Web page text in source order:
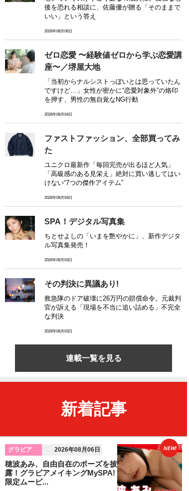
後を恐れる相談に、佐藤優が贈る「そのままで
いい」という答え
2026年08月06日
ゼロ恋愛 〜経験値ゼロから学ぶ恋愛講
座〜／堺屋大地
「当初からナルシストっぽいとは思っていたん
ですけど…」女性が密かに“恋愛対象外”の烙印
を押す、男性の無自覚なNG行動
2026年08月04日
ファストファッション、全部買ってみ
た
ユニクロ最新作「毎回完売が出るほど人気」
「高級感のある見栄え」絶対に買い逃してはい
けない“7つの傑作アイテム”
2026年08月04日
SPA！デジタル写真集
ちとせよしの「いまを艶やかに」、新作デジタ
ル写真集発売！
2026年08月03日
その判決に異議あり!
救急隊のドア破壊に26万円の賠償命令。元裁判
官が訴える「現場を不当に追い詰める」不完全
な判決
2026年08月03日
連載一覧を見る
新着記事
グラビア 2026年08月06日
穂波あみ、自由自在のポーズを披
露！グラビアメイキングMySPA!
限定ムービ...
NEW!